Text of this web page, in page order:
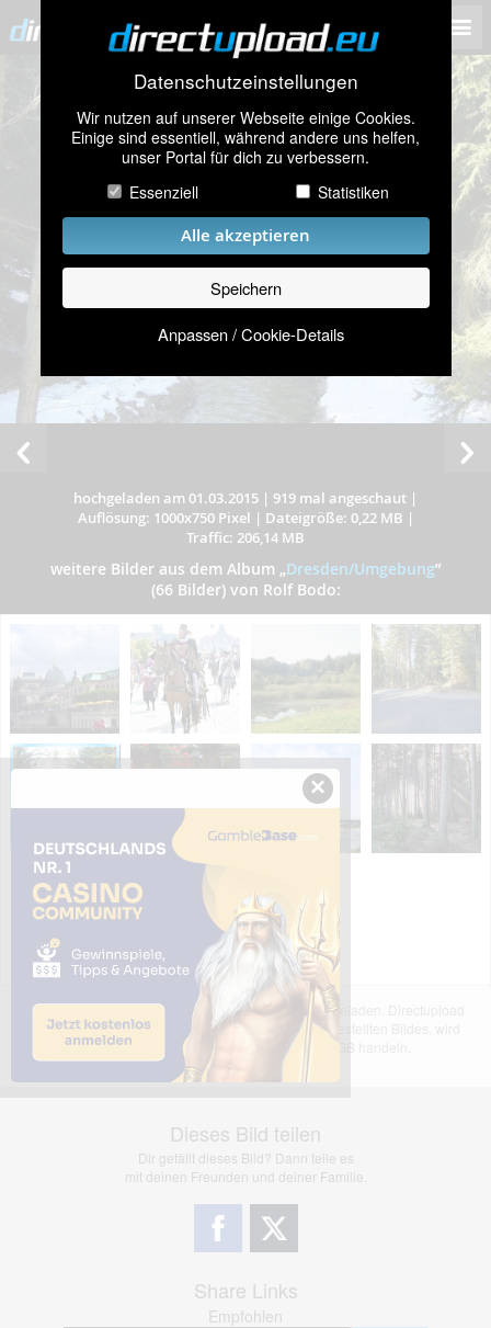
Datenschutzeinstellungen
Wir nutzen auf unserer Webseite einige Cookies.
Einige sind essentiell, während andere uns helfen,
unser Portal für dich zu verbessern.
Essenziell
Statistiken
Alle akzeptieren
Speichern
Anpassen / Cookie-Details
hochgeladen am 01.03.2015 | 919 mal angeschaut |
Auflösung: 1000x750 Pixel | Dateigröße: 0,22 MB |
Traffic: 206,14 MB
weitere Bilder aus dem Album „Dresden/Umgebung”
(66 Bilder) von Rolf Bodo:
Das dargestellte Bild wurde von einem Nutzer hochgeladen. Directupload
übernimmt keinerlei Haftung für den Inhalt des dargestellten Bildes, wird
jedoch bei Verstößen nach §2(3) unserer AGB handeln.
Dieses Bild teilen
Dir gefällt dieses Bild? Dann teile es
mit deinen Freunden und deiner Familie.
Share Links
Empfohlen
×